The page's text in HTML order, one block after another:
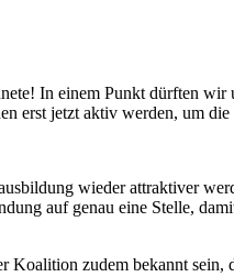
In einem Punkt dürften
erst jetzt aktiv werden, um
wieder attraktiver
auf genau eine Stelle,
zudem bekannt